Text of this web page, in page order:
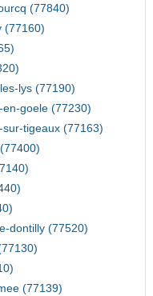
(77840)
(77160)
lys (77190)
goele (77230)
tigeaux (77163)
dontilly (77520)
(77139)